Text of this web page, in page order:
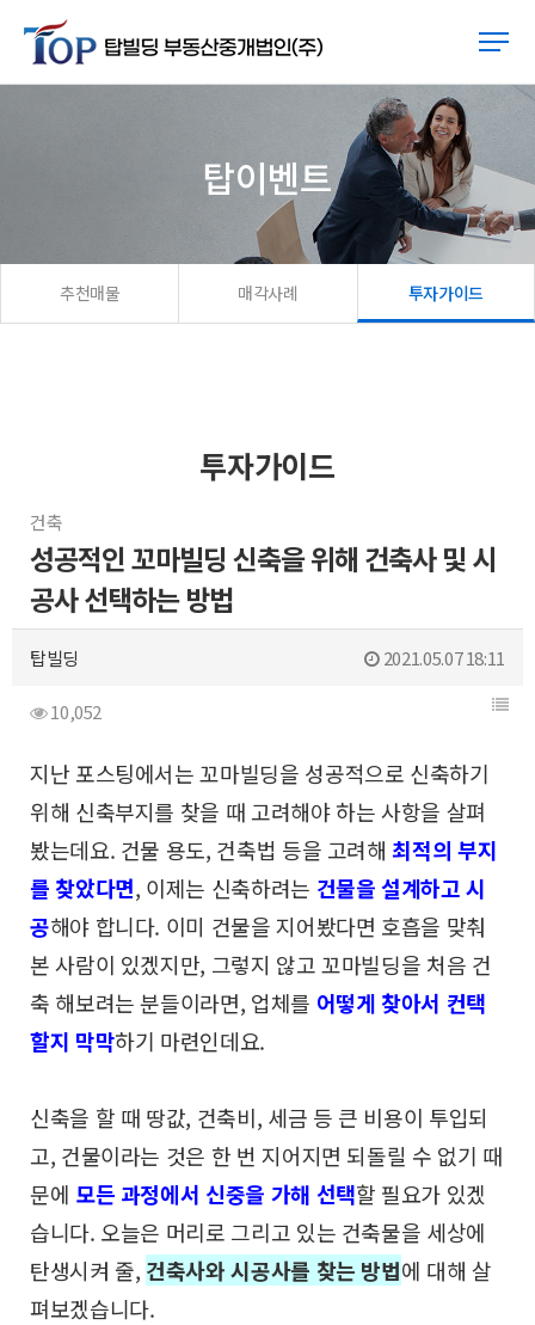
탑이벤트
추천매물 매각사례 투자가이드
투자가이드
건축
성공적인 꼬마빌딩 신축을 위해 건축사 및 시
공사 선택하는 방법
탑빌딩 2021.05.07 18:11
10,052
지난 포스팅에서는 꼬마빌딩을 성공적으로 신축하기
위해 신축부지를 찾을 때 고려해야 하는 사항을 살펴
봤는데요. 건물 용도, 건축법 등을 고려해 최적의 부지
를 찾았다면, 이제는 신축하려는 건물을 설계하고 시
공해야 합니다. 이미 건물을 지어봤다면 호흡을 맞춰
본 사람이 있겠지만, 그렇지 않고 꼬마빌딩을 처음 건
축 해보려는 분들이라면, 업체를 어떻게 찾아서 컨택
할지 막막하기 마련인데요.
신축을 할 때 땅값, 건축비, 세금 등 큰 비용이 투입되
고, 건물이라는 것은 한 번 지어지면 되돌릴 수 없기 때
문에 모든 과정에서 신중을 가해 선택할 필요가 있겠
습니다. 오늘은 머리로 그리고 있는 건축물을 세상에
탄생시켜 줄, 건축사와 시공사를 찾는 방법에 대해 살
펴보겠습니다.